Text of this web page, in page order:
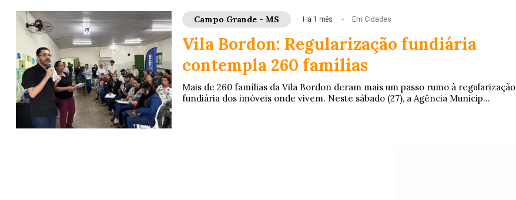
Campo Grande - MS Há 1 mês Em Cidades
Vila Bordon: Regularização fundiária
contempla 260 famílias
Mais de 260 famílias da Vila Bordon deram mais um passo rumo à regularização
fundiária dos imóveis onde vivem. Neste sábado (27), a Agência Municip...